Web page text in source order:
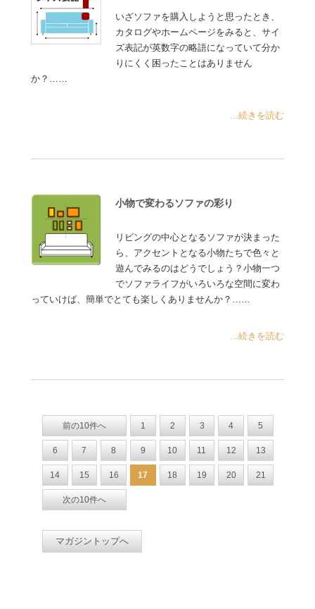
いざソファを購入しようと思ったとき、
カタログやホームページをみると、サイ
ズ表記が英数字の略語になっていて分か
りにくく困ったことはありません
か？……
...続きを読む
小物で変わるソファの彩り
リビングの中心となるソファが決まった
ら、アクセントとなる小物たちで色々と
遊んでみるのはどうでしょう？小物一つ
でソファライフがいろいろな空間に変わ
っていけば、簡単でとても楽しくありませんか？……
...続きを読む
前の10件へ 1 2 3 4 5
6 7 8 9 10 11 12 13
14 15 16 17 18 19 20 21
次の10件へ
マガジントップへ